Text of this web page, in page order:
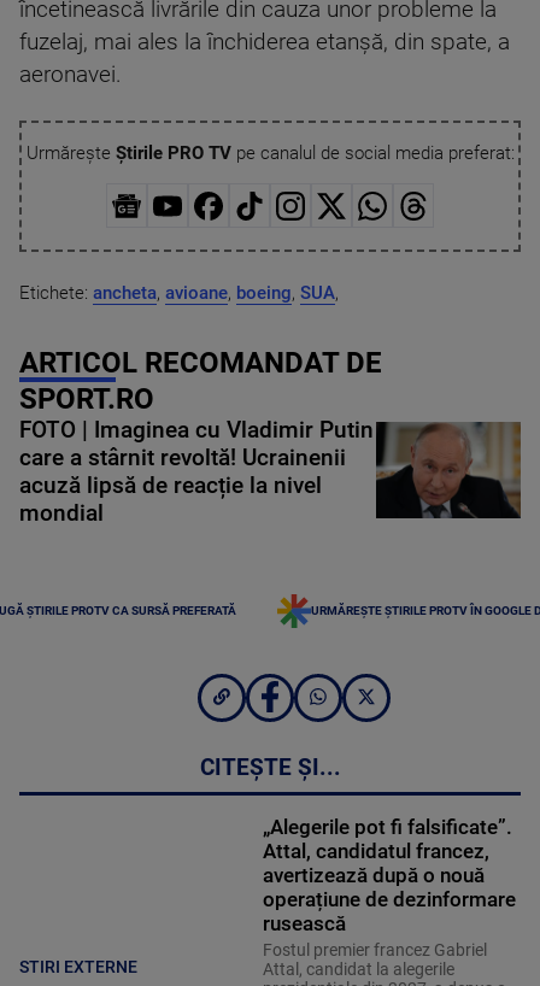
încetinească livrările din cauza unor probleme la
fuzelaj, mai ales la închiderea etanşă, din spate, a
aeronavei.
Urmărește Știrile PRO TVpe canalul de social media preferat:
Etichete: ancheta, avioane, boeing, SUA,
ARTICOL RECOMANDAT DE
SPORT.RO
FOTO | Imaginea cu Vladimir Putin
care a stârnit revoltă! Ucrainenii
acuză lipsă de reacție la nivel
mondial
ȘTIRILE PROTV CA SURSĂ PREFERATĂ URMĂREȘTE ȘTIRILE PROTV ÎN GOOGLE
CITEȘTE ȘI...
STIRI EXTERNE
„Alegerile pot fi falsificate”.
Attal, candidatul francez,
avertizează după o nouă
operațiune de dezinformare
rusească
Fostul premier francez Gabriel
Attal, candidat la alegerile